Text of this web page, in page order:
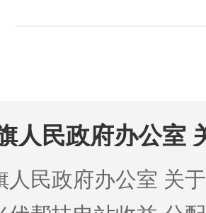
民政府办公室 关于印发
法》的通知
政府办公室 关于印发《敖